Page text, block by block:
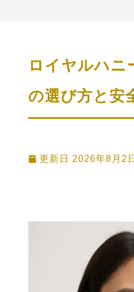
ロイヤルハニ
の選び方と安
更新日 2026年8月2